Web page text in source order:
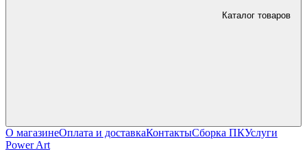
Каталог товаров
О магазинеОплата и доставкаКонтактыСборка ПКУслуги
Power Art